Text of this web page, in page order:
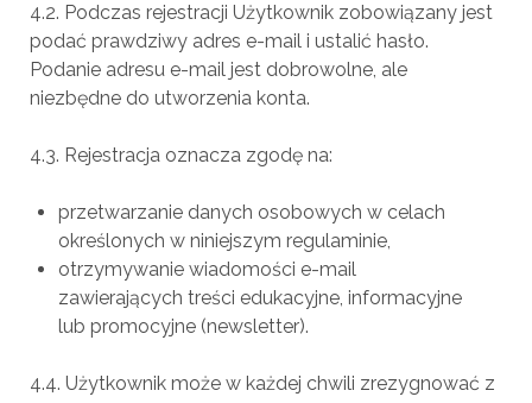
4.2. Podczas rejestracji Użytkownik zobowiązany jest
podać prawdziwy adres e-mail i ustalić hasło.
Podanie adresu e-mail jest dobrowolne, ale
niezbędne do utworzenia konta.
4.3. Rejestracja oznacza zgodę na:
przetwarzanie danych osobowych w celach
określonych w niniejszym regulaminie,
otrzymywanie wiadomości e-mail
zawierających treści edukacyjne, informacyjne
lub promocyjne (newsletter).
4.4. Użytkownik może w każdej chwili zrezygnować z